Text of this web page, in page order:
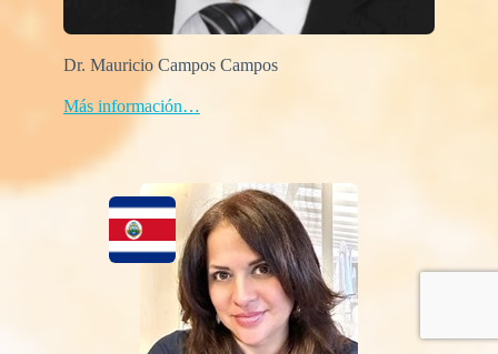
Dr. Mauricio Campos Campos
Más información…